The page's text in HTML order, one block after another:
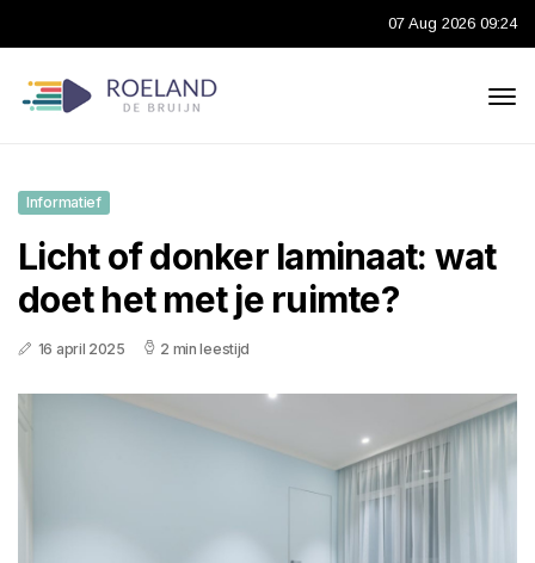
07 Aug 2026 09:24
Informatief
Licht of donker laminaat: wat
doet het met je ruimte?
16 april 2025 2 min leestijd